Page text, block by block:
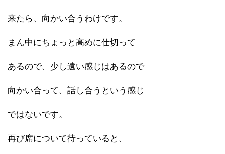
来たら、向かい合うわけです。
まん中にちょっと高めに仕切って
あるので、少し遠い感じはあるので
向かい合って、話し合うという感じ
ではないです。
再び席について待っていると、